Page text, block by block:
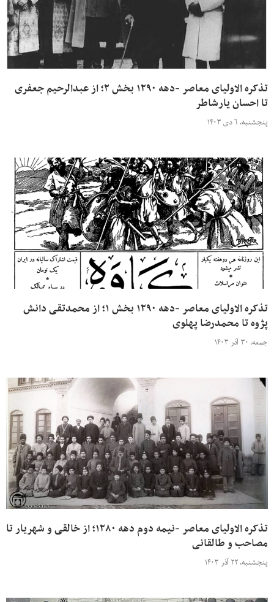
تذکره الاولیای معاصر -دهه ۱۲۹۰ بخش ۲؛ از عبدالرحیم جعفری
تا احسان یارشاطر
پنجشنبه، ۶ دی ۱۴۰۳
تذکره الاولیای معاصر -دهه ۱۲۹۰ بخش ۱؛ از محمدتقی دانش
پژوه تا محمدرضا پهلوی
جمعه، ۳۰ آذر ۱۴۰۳
تذکره الاولیای معاصر -نیمه دوم دهه ۱۲۸۰؛ از خالقی و شهریار تا
مصاحب و طالقانی
پنجشنبه، ۲۲ آذر ۱۴۰۳